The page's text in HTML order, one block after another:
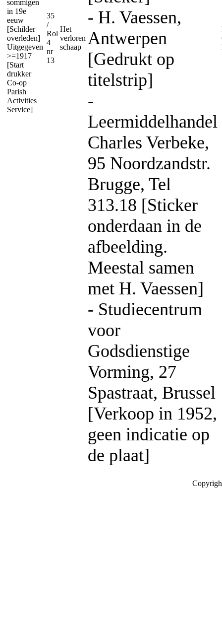
sommigen
in 19e
eeuw
[Schilder
overleden]
Uitgegeven
>=1917
[Start
drukker
Co-op
Parish
Activities
Service]
35
/
Rol
4
nr
13
Het
verloren
schaap
- H. Vaessen,
Antwerpen
[Gedrukt op
titelstrip]
-
Leermiddelhandel
Charles Verbeke,
95 Noordzandstr.
Brugge, Tel
313.18 [Sticker
onderdaan in de
afbeelding.
Meestal samen
met H. Vaessen]
- Studiecentrum
voor
Godsdienstige
Vorming, 27
Spastraat, Brussel
[Verkoop in 1952,
geen indicatie op
de plaat]